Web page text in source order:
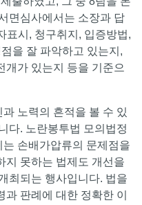
면심사에서는 소장과 답
표시, 청구취지, 입증방법,
을 잘 파악하고 있는지,
개가 있는지 등을 기준으
노력의 흔적을 볼 수 있
다. 노란봉투법 모의법정
손배가압류의 문제점을
지 못하는 법제도 개선을
최되는 행사입니다. 법을
판례에 대한 정확한 이